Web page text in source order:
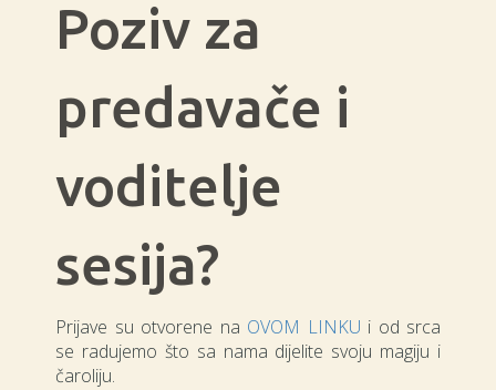
Poziv za
predavače i
voditelje
sesija?
Prijave su otvorene na OVOM LINKU i od srca
se radujemo što sa nama dijelite svoju magiju i
čaroliju.